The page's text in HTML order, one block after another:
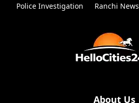
Police Investigation
Ranchi News
About Us